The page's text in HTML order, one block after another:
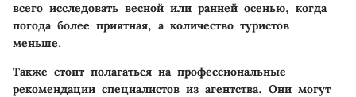
всего исследовать весной или ранней осенью, когда
погода более приятная, а количество туристов
меньше.
Также стоит полагаться на профессиональные
рекомендации специалистов из агентства. Они могут